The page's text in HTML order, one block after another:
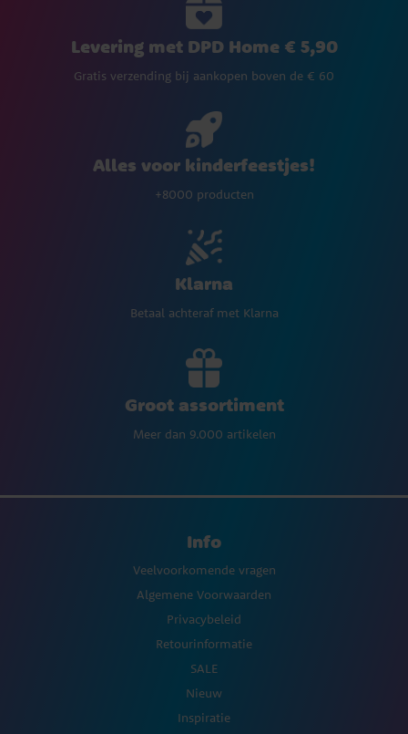
Levering met DPD Home € 5,90
Gratis verzending bij aankopen boven de € 60
Alles voor kinderfeestjes!
+8000 producten
Klarna
Betaal achteraf met Klarna
Groot assortiment
Meer dan 9.000 artikelen
Info
Veelvoorkomende vragen
Algemene Voorwaarden
Privacybeleid
Retourinformatie
SALE
Nieuw
Inspiratie